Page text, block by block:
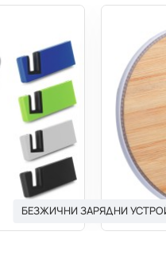
БЕЗЖИЧНИ ЗАРЯДНИ